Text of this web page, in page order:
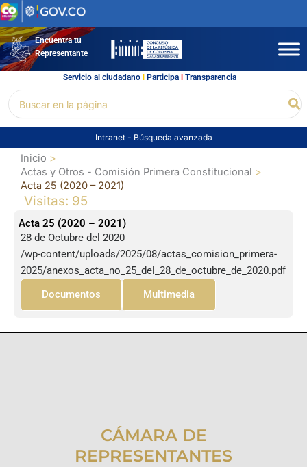
Ir
al
contenidoEncuentra tu
Representante
Servicio al ciudadano l Participal Transparencia
por:
Intranet - Búsqueda avanzada
Inicio
Actas y Otros - Comisión Primera Constitucional
Acta 25 (2020 – 2021)
Visitas: 95
Acta 25 (2020 – 2021)
28 de Octubre del 2020
/wp-content/uploads/2025/08/actas_comision_primera-
2025/anexos_acta_no_25_del_28_de_octubre_de_2020.pdf
Documentos
Multimedia
CÁMARA DE
REPRESENTANTES